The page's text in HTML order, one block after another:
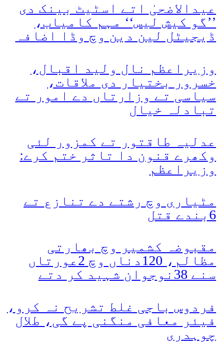
عیدالاضحیٰ اتے اسٹیٹ بینک دی
’’گو کیش لیس‘‘ مہم کامیاب،
ڈیجیٹل لین دین وچ وڈا اضافہ
وزیراعظم نال ولید اقبال،
خسرور بختیار دی ملاقات،
سیاسی تے وزارتاں دے امور تے
تبادلہ خیال
عدلیہ طاقتور تے کمزور لئی
وکھرے قنون دا تاثر ختم کرے:
وزیراعظم
مٹیاری وچ رشتے دے تنازع تے
6بندے قتل
مقبوضہ کشمیر وچ بھارتی
مظالم، 120دناں وچ 2عورتاں
سنے 38نوجوان شہید کر دتے
فردوس باجی غلط تشریح نہ کرو،
فیئر معافی منگنی پے گی، طلال
چوہدری